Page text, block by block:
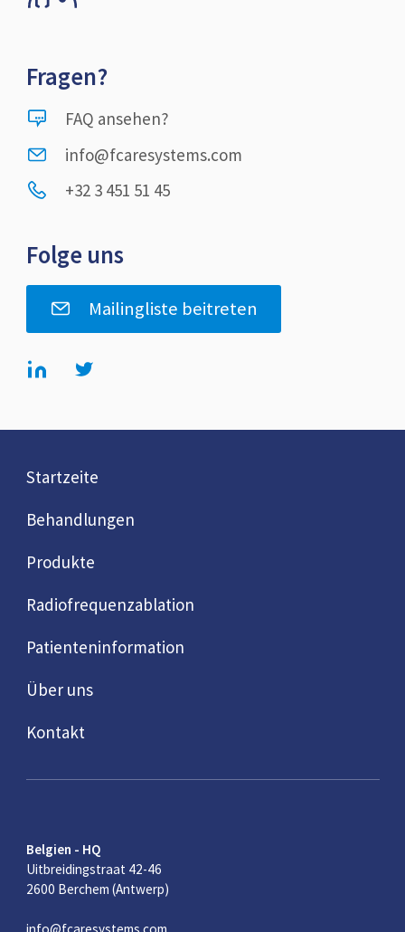
Fragen?
FAQ ansehen?
info@fcaresystems.com
+32 3 451 51 45
Folge uns
Mailingliste beitreten
Startzeite
Behandlungen
Produkte
Radiofrequenzablation
Patienteninformation
Über uns
Kontakt
Belgien - HQ
Uitbreidingstraat 42-46
2600 Berchem (Antwerp)